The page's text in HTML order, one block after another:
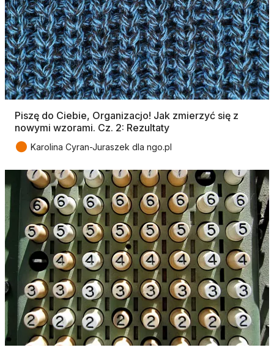
Piszę do Ciebie, Organizacjo! Jak zmierzyć się z
nowymi wzorami. Cz. 2: Rezultaty
● Karolina Cyran-Juraszek dla ngo.pl